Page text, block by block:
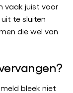
vaak juist voor
te sluiten
die wel van
bleek niet